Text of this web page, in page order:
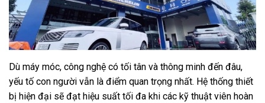
Dù máy móc, công nghệ có tối tân và thông minh đến đâu,
yếu tố con người vẫn là điểm quan trọng nhất. Hệ thống thiết
bị hiện đại sẽ đạt hiệu suất tối đa khi các kỹ thuật viên hoàn